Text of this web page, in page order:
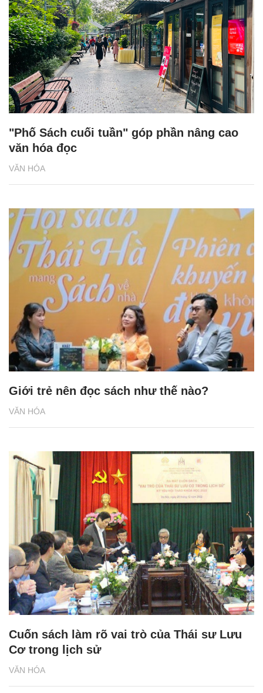
VĂN HÓA
"Phố Sách cuối tuần" góp phần nâng cao
văn hóa đọc
VĂN HÓA
Giới trẻ nên đọc sách như thế nào?
VĂN HÓA
Cuốn sách làm rõ vai trò của Thái sư Lưu
Cơ trong lịch sử